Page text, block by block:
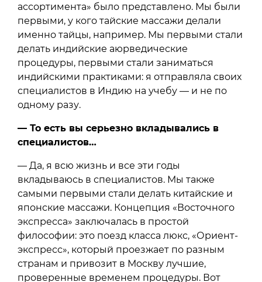
ассортимента» было представлено. Мы были
первыми, у кого тайские массажи делали
именно тайцы, например. Мы первыми стали
делать индийские аюрведические
процедуры, первыми стали заниматься
индийскими практиками: я отправляла своих
специалистов в Индию на учебу — и не по
одному разу.
— То есть вы серьезно вкладывались в
специалистов…
— Да, я всю жизнь и все эти годы
вкладываюсь в специалистов. Мы также
самыми первыми стали делать китайские и
японские массажи. Концепция «Восточного
экспресса» заключалась в простой
философии: это поезд класса люкс, «Ориент-
экспресс», который проезжает по разным
странам и привозит в Москву лучшие,
проверенные временем процедуры. Вот